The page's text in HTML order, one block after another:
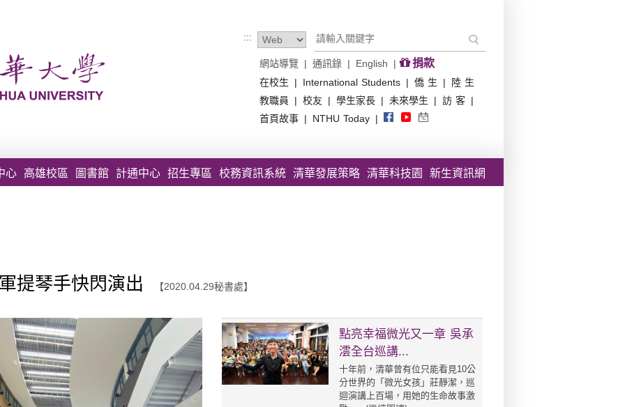
:::
網站導覽 | 通訊錄 | English | 捐款
在校生 | International Students | 僑 生 |
陸 生
教職員
| 校友 | 學生家長 | 未來學生 | 訪 客 |
首頁故事 | NTHU Today |
心 高雄校區 圖書館 計通中心 招生專區 校務資訊系統 清華發展策略 清華科技園 新生資訊網
提琴手快閃演出 【2020.04.29秘書處】
點亮幸福微光又一章 吳承
澐全台巡講...
十年前，清華曾有位只能看見10公
分世界的「微光女孩」莊靜潔，巡
迴演講上百場，用她的生命故事激